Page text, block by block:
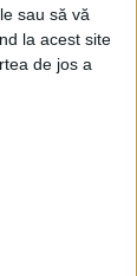
sau să vă
la acest site
de jos a